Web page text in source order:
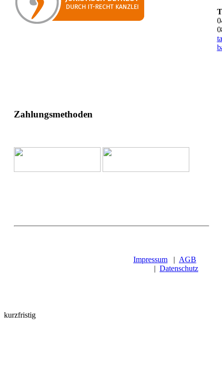
Zahlungsmethoden
Impressum | AGB
| Datenschutz
kurzfristig